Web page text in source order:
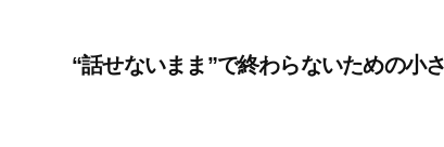
“話せないまま”で終わらないための小